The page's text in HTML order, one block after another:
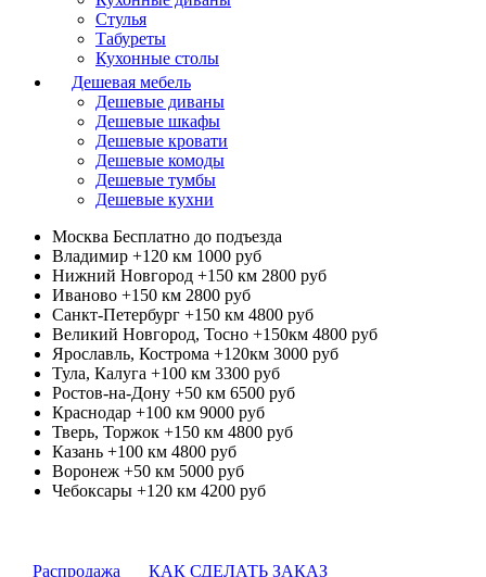
Стулья
Табуреты
Кухонные столы
Дешевая мебель
Дешевые диваны
Дешевые шкафы
Дешевые кровати
Дешевые комоды
Дешевые тумбы
Дешевые кухни
Москва Бесплатно до подъезда
Владимир +120 км 1000 руб
Нижний Новгород +150 км 2800 руб
Иваново +150 км 2800 руб
Санкт-Петербург +150 км 4800 руб
Великий Новгород, Тосно +150км 4800 руб
Ярославль, Кострома +120км 3000 руб
Тула, Калуга +100 км 3300 руб
Ростов-на-Дону +50 км 6500 руб
Краснодар +100 км 9000 руб
Тверь, Торжок +150 км 4800 руб
Казань +100 км 4800 руб
Воронеж +50 км 5000 руб
Чебоксары +120 км 4200 руб
Распродажа КАК СДЕЛАТЬ ЗАКАЗ